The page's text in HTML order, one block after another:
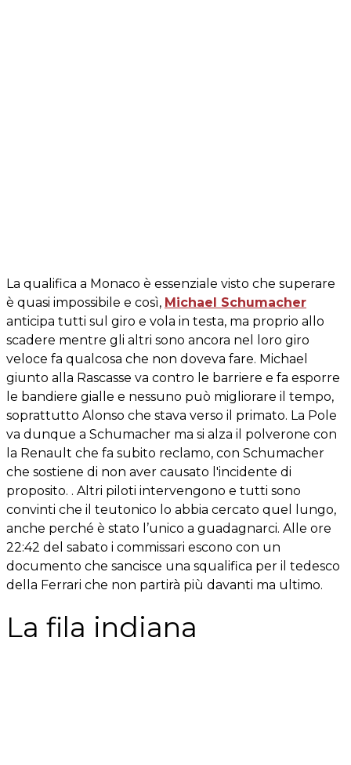
La qualifica a Monaco è essenziale visto che superare
è quasi impossibile e così, Michael Schumacher
anticipa tutti sul giro e vola in testa, ma proprio allo
scadere mentre gli altri sono ancora nel loro giro
veloce fa qualcosa che non doveva fare. Michael
giunto alla Rascasse va contro le barriere e fa esporre
le bandiere gialle e nessuno può migliorare il tempo,
soprattutto Alonso che stava verso il primato. La Pole
va dunque a Schumacher ma si alza il polverone con
la Renault che fa subito reclamo, con Schumacher
che sostiene di non aver causato l'incidente di
proposito. . Altri piloti intervengono e tutti sono
convinti che il teutonico lo abbia cercato quel lungo,
anche perché è stato l’unico a guadagnarci. Alle ore
22:42 del sabato i commissari escono con un
documento che sancisce una squalifica per il tedesco
della Ferrari che non partirà più davanti ma ultimo.
La fila indiana